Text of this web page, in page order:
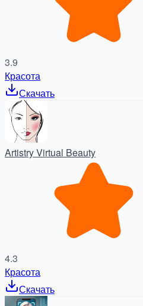
3.9
Красота
Скачать
Artistry Virtual Beauty
4.3
Красота
Скачать